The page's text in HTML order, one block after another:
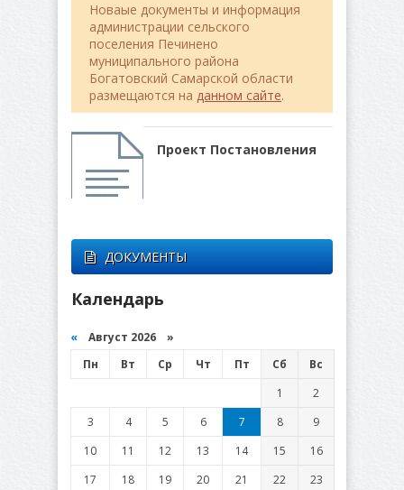
Новаые документы и информация
администрации сельского
поселения Печинено
муниципального района
Богатовский Самарской области
размещаются на данном сайте.
Проект Постановления
ДОКУМЕНТЫ
Календарь
« Август 2026 »
Пн
Вт Ср Чт Пт Сб
Вс
1
2
3
4 5 6 7 8
9
10
11 12 13 14 15
16
17
18 19 20 21 22
23